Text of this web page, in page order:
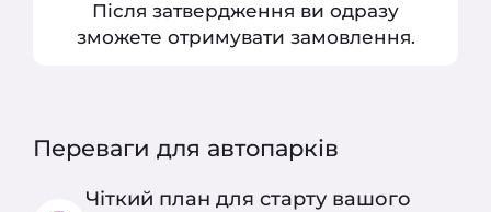
Після затвердження ви одразу
зможете отримувати замовлення.
Переваги для автопарків
Чіткий план для старту вашого
Замовте таксі в 1 клік!
Телефон
3 хвилини
і ми вам передзвонимо!